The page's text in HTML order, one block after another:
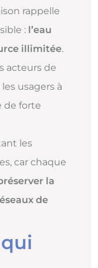
rappelle
: l’eau
illimitée.
acteurs de
usagers à
de forte
les
car chaque
la
de